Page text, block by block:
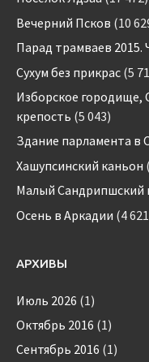
Вечерний Псков (10
Парад трамваев 2015.
Сухум без прикрас (5
Изборское городище,
крепость (5 043)
Здание парламента в
Хашупсинский каньон
Малый Сандрипшский
Осень в Аркадии (4
АРХИВЫ
Июль 2026 (1)
Октябрь 2016 (1)
Сентябрь 2016 (1)